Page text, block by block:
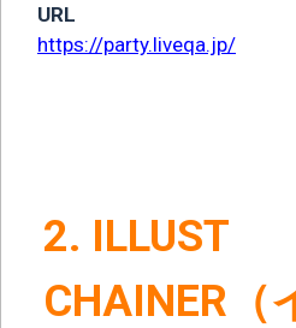
URL
https://party.liveqa.jp/
2. ILLUST
CHAINER（